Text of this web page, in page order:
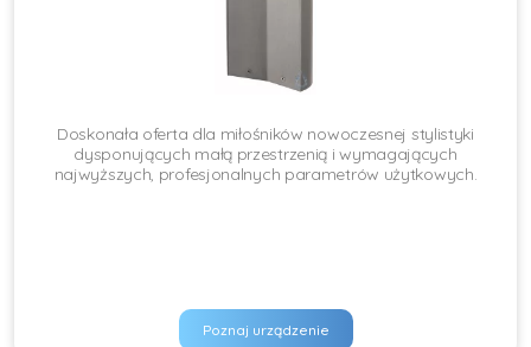
Doskonała oferta dla miłośników nowoczesnej stylistyki
dysponujących małą przestrzenią i wymagających
najwyższych, profesjonalnych parametrów użytkowych.
Poznaj urządzenie